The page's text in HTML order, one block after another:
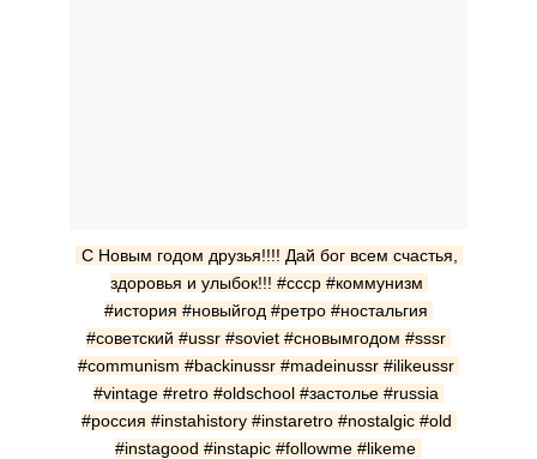
С Новым годом друзья!!!! Дай бог всем счастья,
здоровья и улыбок!!! #ссср #коммунизм
#история #новыйгод #ретро #ностальгия
#советский #ussr #soviet #сновымгодом #sssr
#communism #backinussr #madeinussr #ilikeussr
#vintage #retro #oldschool #застолье #russia
#россия #instahistory #instaretro #nostalgic #old
#instagood #instapic #followme #likeme